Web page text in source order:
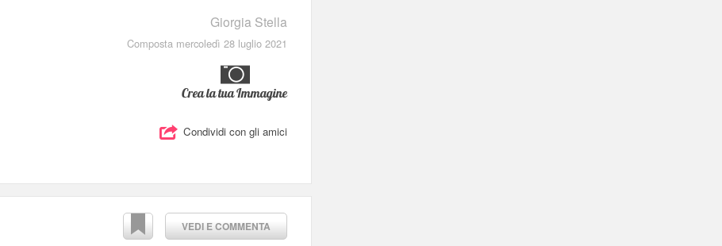
Giorgia Stella
Composta mercoledì 28 luglio 2021
Crea la tua Immagine
Condividi con gli amici
VEDI E COMMENTA